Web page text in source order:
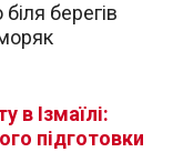
берегів
в Ізмаїлі:
підготовки